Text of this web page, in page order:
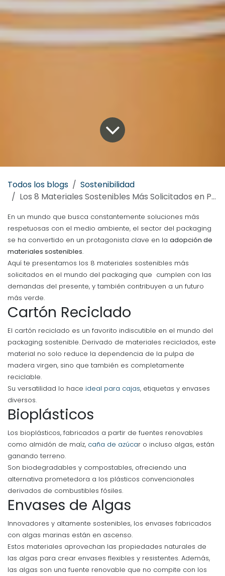
Todos los blogs
Sostenibilidad
Los 8 Materiales Sostenibles Más Solicitados en Packaging
En un mundo que busca constantemente soluciones más
respetuosas con el medio ambiente, el sector del packaging
se ha convertido en un protagonista clave en la adopción de
materiales sostenibles.
Aquí te presentamos los 8 materiales sostenibles más
solicitados en el mundo del packaging que cumplen con las
demandas del presente, y también contribuyen a un futuro
más verde.
Cartón Reciclado
El cartón reciclado es un favorito indiscutible en el mundo del
packaging sostenible. Derivado de materiales reciclados, este
material no solo reduce la dependencia de la pulpa de
madera virgen, sino que también es completamente
reciclable.
Su versatilidad lo hace ideal para cajas, etiquetas y envases
diversos.
Bioplásticos
Los bioplásticos, fabricados a partir de fuentes renovables
como almidón de maíz, caña de azúcar o incluso algas, están
ganando terreno.
Son biodegradables y compostables, ofreciendo una
alternativa prometedora a los plásticos convencionales
derivados de combustibles fósiles.
Envases de Algas
Innovadores y altamente sostenibles, los envases fabricados
con algas marinas están en ascenso.
Estos materiales aprovechan las propiedades naturales de
las algas para crear envases flexibles y resistentes. Además,
las algas son una fuente renovable que no compite con los